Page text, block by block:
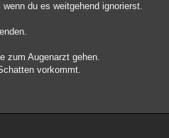
du es weitgehend ignorierst.
zum Augenarzt gehen.
vorkommt.